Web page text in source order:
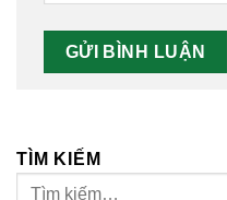
TÌM KIẾM